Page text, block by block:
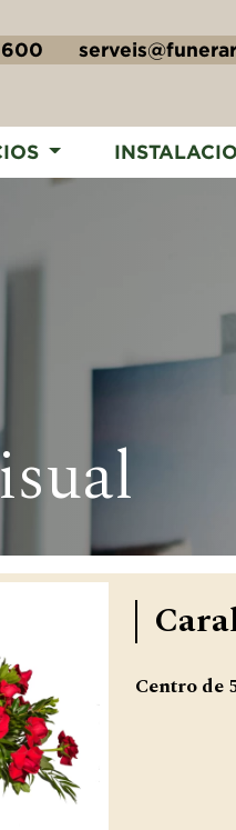
Centro de